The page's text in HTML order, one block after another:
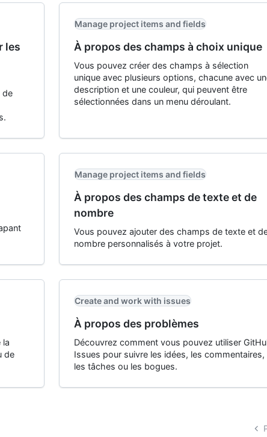
les
de
Manage project items and fields
À propos des champs à choix unique
Vous pouvez créer des champs à sélection
unique avec plusieurs options, chacune avec
description et une couleur, qui peuvent être
sélectionnées dans un menu déroulant.
Manage project items and fields
À propos des champs de texte et de
nombre
Vous pouvez ajouter des champs de texte et
nombre personnalisés à votre projet.
la
de
Create and work with issues
À propos des problèmes
Découvrez comment vous pouvez utiliser
Issues pour suivre les idées, les commentaires,
les tâches ou les bogues.